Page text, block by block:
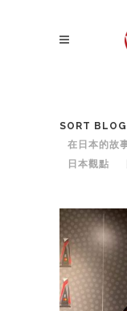
SORT
在日本的故
日本觀點